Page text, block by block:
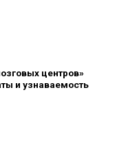
центров»
и узнаваемость